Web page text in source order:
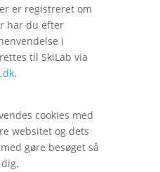
er registreret om
har du efter
i
til SkiLab via
.
cookies med
websitet og dets
gøre besøget så